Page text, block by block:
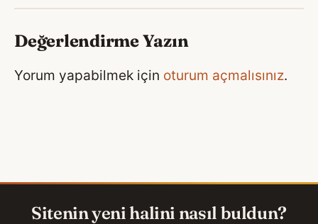
Değerlendirme Yazın
Yorum yapabilmek için oturum açmalısınız.
Sitenin yeni halini nasıl buldun?